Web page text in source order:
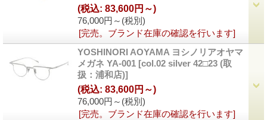
76,000円～ (税別)
(税込: 83,600円～)
[完売。ブランド在庫の確認を行います]
YOSHINORI AOYAMA ヨシノリアオヤマ
メガネ YA-001 [col.02 silver 42□23 (取
扱：浦和店)]
76,000円～ (税別)
(税込: 83,600円～)
[完売。ブランド在庫の確認を行います]